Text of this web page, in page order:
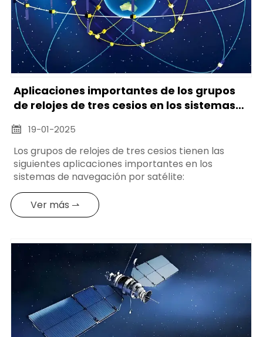
Aplicaciones importantes de los grupos
de relojes de tres cesios en los sistemas
 19-01-2025
Los grupos de relojes de tres cesios tienen las
siguientes aplicaciones importantes en los
sistemas de navegación por satélite:
Ver más ⇀